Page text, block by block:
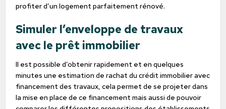
profiter d’un logement parfaitement rénové.
Simuler l’enveloppe de travaux
avec le prêt immobilier
Il est possible d’obtenir rapidement et en quelques
minutes une estimation de rachat du crédit immobilier avec
financement des travaux, cela permet de se projeter dans
la mise en place de ce financement mais aussi de pouvoir